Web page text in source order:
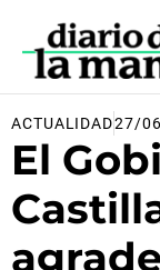
contenido
ACTUALIDAD27/
El